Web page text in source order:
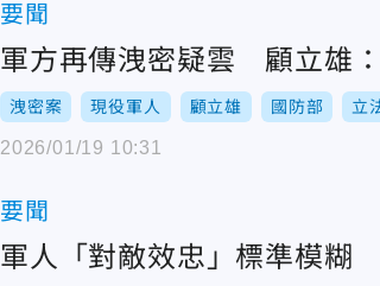
要聞
軍方再傳洩密疑雲 顧立雄
洩密案 現役軍人 顧立雄 國防部 立
2026/01/19 10:31
要聞
軍人「對敵效忠」標準模糊